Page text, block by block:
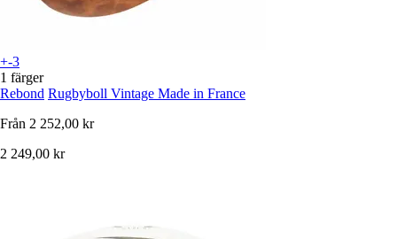
+-3
1 färger
Rebond Rugbyboll Vintage Made in France
Från 2 252,00 kr
2 249,00 kr